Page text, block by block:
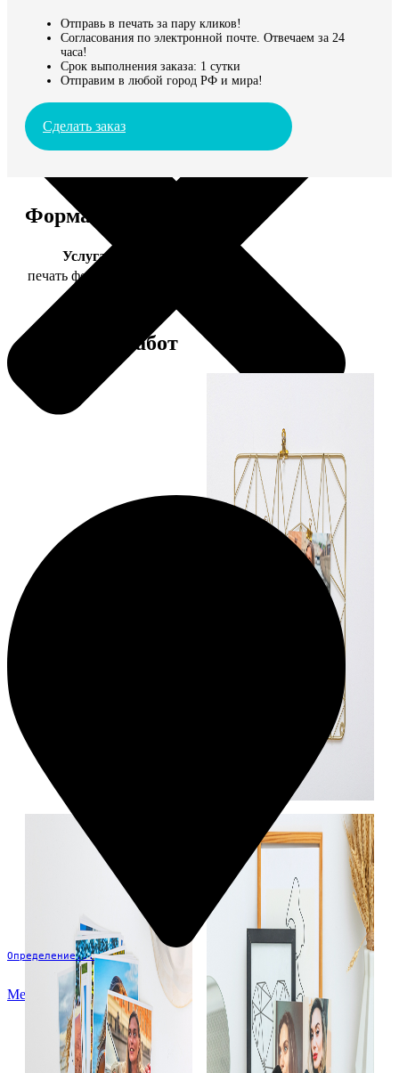
Определение...
Меню
Отправь в печать за пару кликов!
Согласования по электронной почте. Отвечаем за 24
часа!
Срок выполнения заказа: 1 сутки
Отправим в любой город РФ и мира!
Сделать заказ
Форматы и цены
Услуга
печать фото 30х40
Примеры работ